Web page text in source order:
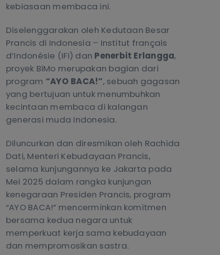
kebiasaan membaca ini.
Diselenggarakan oleh Kedutaan Besar
Prancis di Indonesia – Institut français
d’Indonésie (IFI) dan Penerbit Erlangga,
proyek BiMo merupakan bagian dari
program “AYO BACA!”, sebuah gagasan
yang bertujuan untuk menumbuhkan
kecintaan membaca di kalangan
generasi muda Indonesia.
Diluncurkan dan diresmikan oleh Rachida
Dati, Menteri Kebudayaan Prancis,
selama kunjungannya ke Jakarta pada
Mei 2025 dalam rangka kunjungan
kenegaraan Presiden Prancis, program
“AYO BACA!” mencerminkan komitmen
bersama kedua negara untuk
memperkuat kerja sama kebudayaan
dan mempromosikan sastra.